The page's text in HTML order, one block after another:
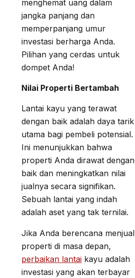
menghemat uang dalam
jangka panjang dan
memperpanjang umur
investasi berharga Anda.
Pilihan yang cerdas untuk
dompet Anda!
Nilai Properti Bertambah
Lantai kayu yang terawat
dengan baik adalah daya tarik
utama bagi pembeli potensial.
Ini menunjukkan bahwa
properti Anda dirawat dengan
baik dan meningkatkan nilai
jualnya secara signifikan.
Sebuah lantai yang indah
adalah aset yang tak ternilai.
Jika Anda berencana menjual
properti di masa depan,
perbaikan lantai kayu adalah
investasi yang akan terbayar